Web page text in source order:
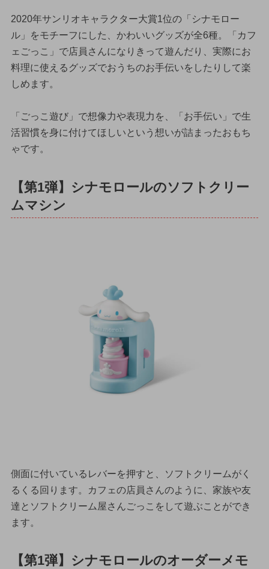
2020年サンリオキャラクター大賞1位の「シナモロー
ル」をモチーフにした、かわいいグッズが全6種。「カフ
ェごっこ」で店員さんになりきって遊んだり、実際にお
料理に使えるグッズでおうちのお手伝いをしたりして楽
しめます。
「ごっこ遊び」で想像力や表現力を、「お手伝い」で生
活習慣を身に付けてほしいという想いが詰まったおもち
ゃです。
【第1弾】シナモロールのソフトクリー
ムマシン
側面に付いているレバーを押すと、ソフトクリームがく
るくる回ります。カフェの店員さんのように、家族や友
達とソフトクリーム屋さんごっこをして遊ぶことができ
ます。
【第1弾】シナモロールのオーダーメモ